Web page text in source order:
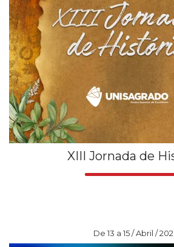
XIII Jornada de
De 13 a 15 / Abril /